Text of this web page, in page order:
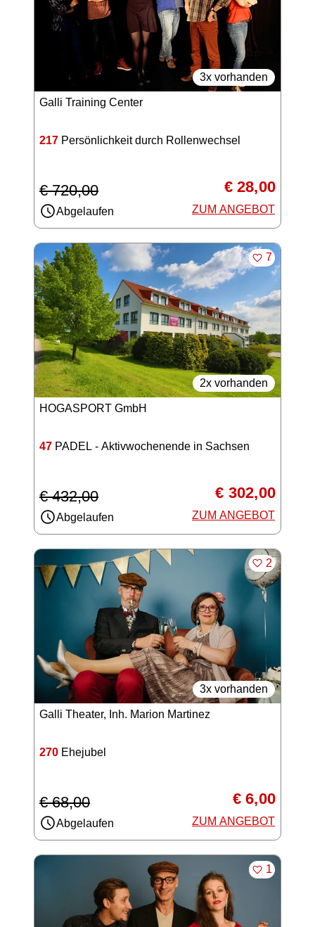
3x vorhanden
Galli Training Center
217 Persönlichkeit durch Rollenwechsel
€ 720,00
Abgelaufen
€ 28,00
ZUM ANGEBOT
2x vorhanden
MERKEN
7
HOGASPORT GmbH
47 PADEL - Aktivwochenende in Sachsen
€ 432,00
Abgelaufen
€ 302,00
ZUM ANGEBOT
3x vorhanden
MERKEN
2
Galli Theater, Inh. Marion Martinez
270 Ehejubel
€ 68,00
Abgelaufen
€ 6,00
ZUM ANGEBOT
MERKEN
1